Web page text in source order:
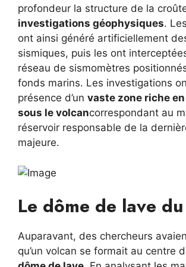
profondeur la structure de la
investigations géophysiques.
ont ainsi généré artificiellement
sismiques, puis les ont
réseau de sismomètres
fonds marins. Les investigations
présence d’un vaste zone riche
sous le volcancorrespondant au
réservoir responsable de la
majeure.
Le dôme de lave
Auparavant, des chercheurs
qu’un volcan se formait au centre